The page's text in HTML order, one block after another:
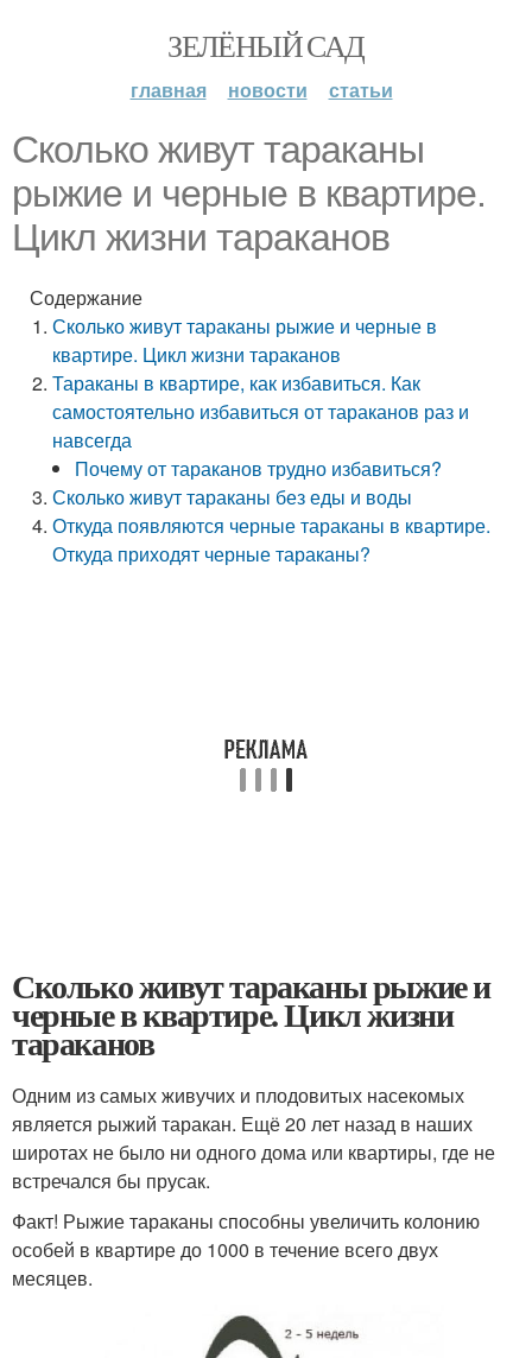
ЗЕЛЁНЫЙ САД
главная новости статьи
Сколько живут тараканы
рыжие и черные в квартире.
Цикл жизни тараканов
Содержание
Сколько живут тараканы рыжие и черные в
квартире. Цикл жизни тараканов
Тараканы в квартире, как избавиться. Как
самостоятельно избавиться от тараканов раз и
навсегда
Почему от тараканов трудно избавиться?
Сколько живут тараканы без еды и воды
Откуда появляются черные тараканы в квартире.
Откуда приходят черные тараканы?
Сколько живут тараканы рыжие и
черные в квартире. Цикл жизни
тараканов
Одним из самых живучих и плодовитых насекомых
является рыжий таракан. Ещё 20 лет назад в наших
широтах не было ни одного дома или квартиры, где не
встречался бы прусак.
Факт! Рыжие тараканы способны увеличить колонию
особей в квартире до 1000 в течение всего двух
месяцев.